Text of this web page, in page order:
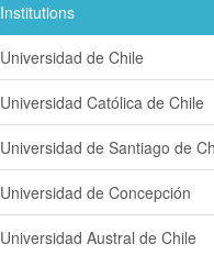
Institutions
Universidad de Chile
Universidad Católica de Chile
Universidad de Santiago de
Universidad de Concepción
Universidad Austral de Chile